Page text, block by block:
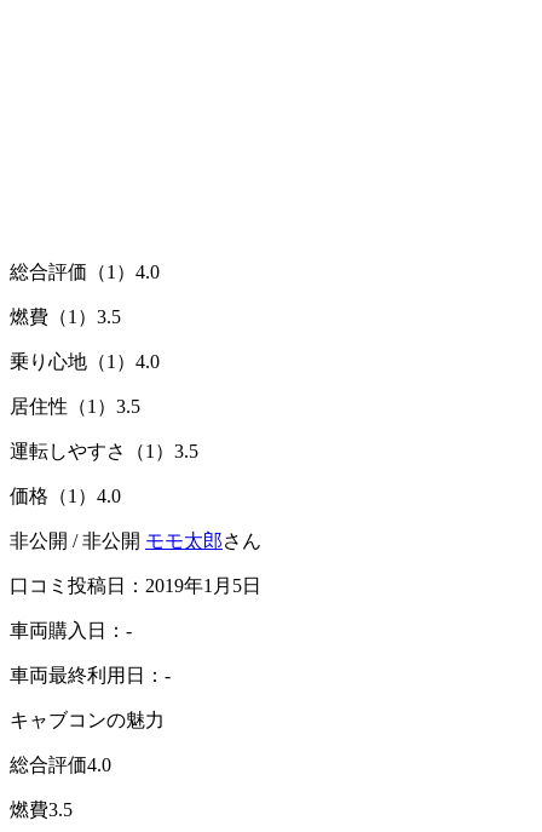
総合評価（1） 4.0
燃費（1） 3.5
乗り心地（1） 4.0
居住性（1） 3.5
運転しやすさ（1） 3.5
価格（1） 4.0
非公開 / 非公開 モモ太郎さん
口コミ投稿日：2019年1月5日
車両購入日：-
車両最終利用日：-
キャブコンの魅力
総合評価4.0
燃費3.5